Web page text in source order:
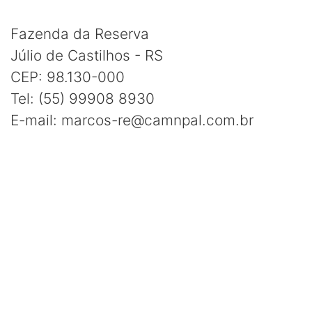
Fazenda da Reserva
Júlio de Castilhos - RS
CEP: 98.130-000
Tel: (55) 99908 8930
E-mail: marcos-re@camnpal.com.br